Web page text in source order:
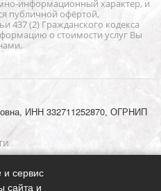
информационный характер, и
публичной офёртой,
437 (2) Гражданского кодекса
о стоимости услуг Вы
ИНН 332711252870, ОГРНИП
сервис
сайта и